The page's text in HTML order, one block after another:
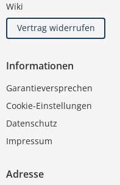
Wiki
Vertrag widerrufen
Informationen
Garantieversprechen
Cookie-Einstellungen
Datenschutz
Impressum
Adresse